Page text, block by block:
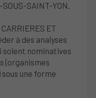
SAINT-YON.
ET
à des analyses
soient nominatives
(organismes
une forme